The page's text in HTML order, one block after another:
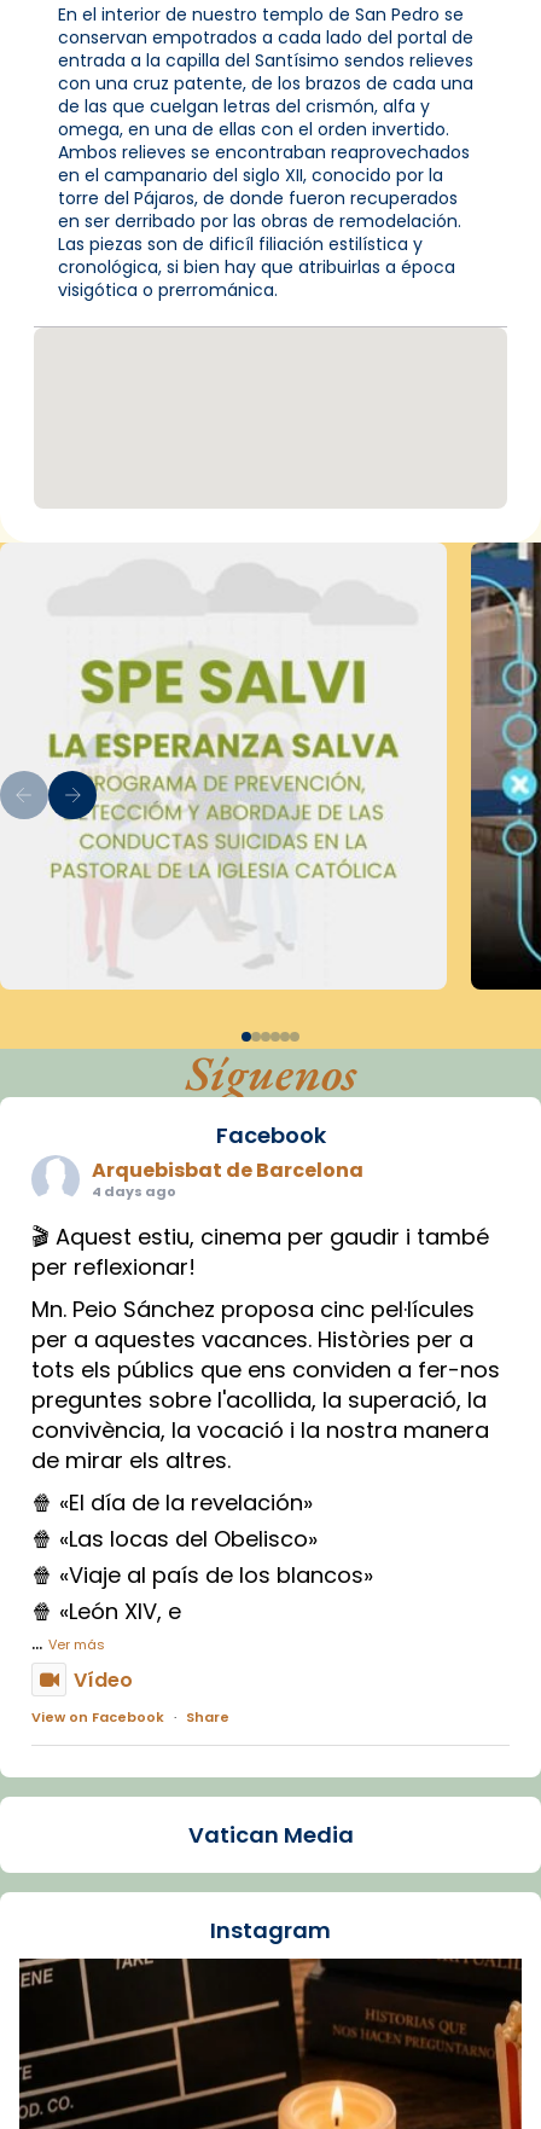
En el interior de nuestro templo de San Pedro se
conservan empotrados a cada lado del portal de
entrada a la capilla del Santísimo sendos relieves
con una cruz patente, de los brazos de cada una
de las que cuelgan letras del crismón, alfa y
omega, en una de ellas con el orden invertido.
Ambos relieves se encontraban reaprovechados
en el campanario del siglo XII, conocido por la
torre del Pájaros, de donde fueron recuperados
en ser derribado por las obras de remodelación.
Las piezas son de dificíl filiación estilística y
cronológica, si bien hay que atribuirlas a época
visigótica o prerrománica.
Síguenos
Facebook
Arquebisbat de Barcelona
4 days ago
🎬 Aquest estiu, cinema per gaudir i també
per reflexionar!
Mn. Peio Sánchez proposa cinc pel·lícules
per a aquestes vacances. Històries per a
tots els públics que ens conviden a fer-nos
preguntes sobre l'acollida, la superació, la
convivència, la vocació i la nostra manera
de mirar els altres.
🍿 «El día de la revelación»
🍿 «Las locas del Obelisco»
🍿 «Viaje al país de los blancos»
🍿 «León XIV, e
... Ver más
Vídeo
View on Facebook · Share
Arquebisbat de Barcelona
La Carmina va patir depressió. Fa gairebé
dos mesos, a l'Estadi Lluís Companys, la
Recupera l'entrevista comp
Vatican
tican News 👇
www.vaticannews.va/es/iglesia/news/2026-
07/carmina-historia-depresion-papa-viaje-
espana-testimoni...
Vatican Media
Instagram